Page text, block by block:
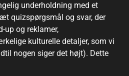
underholdning med et
quizspørgsmål og svar, der
up og reklamer,
kulturelle detaljer, som vi
nogen siger det højt). Dette
lide at grine alene, spille